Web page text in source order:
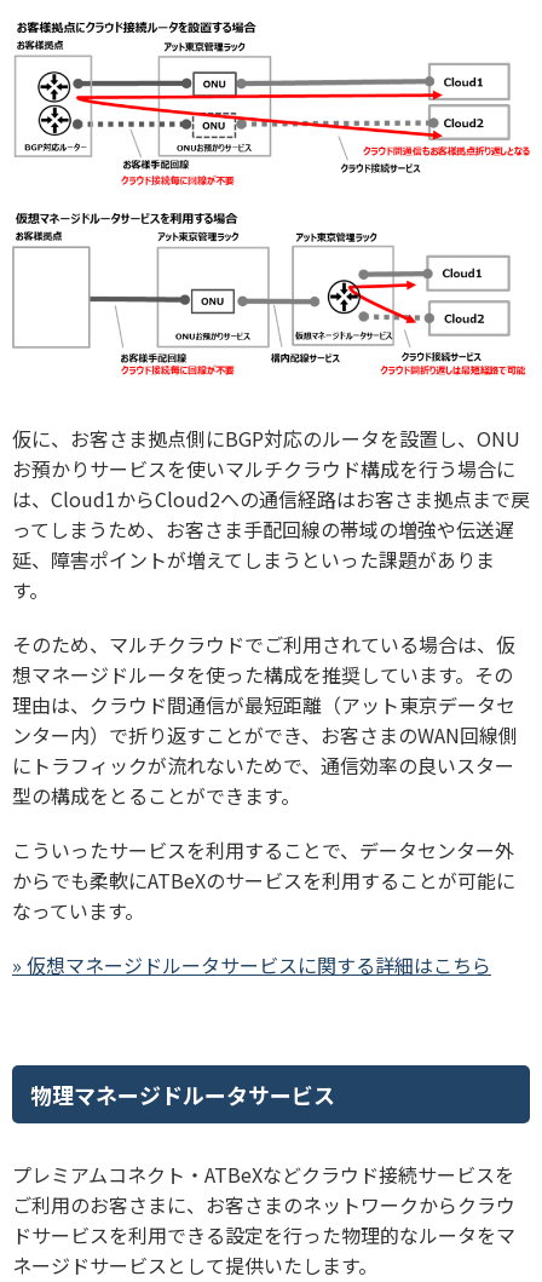
仮に、お客さま拠点側にBGP対応のルータを設置し、ONU
お預かりサービスを使いマルチクラウド構成を行う場合に
は、Cloud1からCloud2への通信経路はお客さま拠点まで戻
ってしまうため、お客さま手配回線の帯域の増強や伝送遅
延、障害ポイントが増えてしまうといった課題がありま
す。
そのため、マルチクラウドでご利用されている場合は、仮
想マネージドルータを使った構成を推奨しています。その
理由は、クラウド間通信が最短距離（アット東京データセ
ンター内）で折り返すことができ、お客さまのWAN回線側
にトラフィックが流れないためで、通信効率の良いスター
型の構成をとることができます。
こういったサービスを利用することで、データセンター外
からでも柔軟にATBeXのサービスを利用することが可能に
なっています。
» 仮想マネージドルータサービスに関する詳細はこちら
物理マネージドルータサービス
プレミアムコネクト・ATBeXなどクラウド接続サービスを
ご利用のお客さまに、お客さまのネットワークからクラウ
ドサービスを利用できる設定を行った物理的なルータをマ
ネージドサービスとして提供いたします。